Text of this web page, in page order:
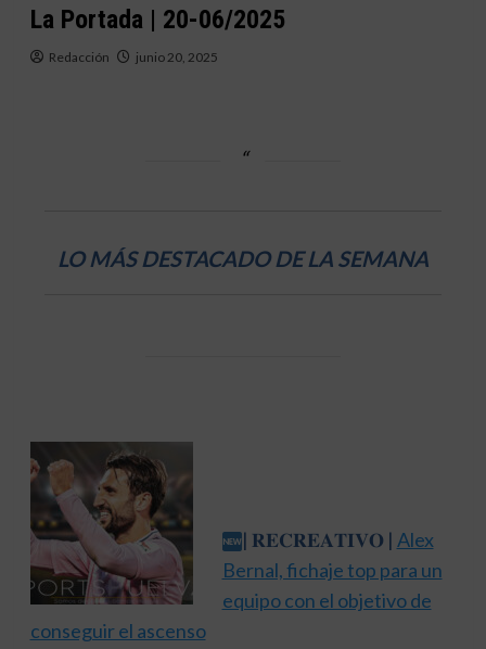
La Portada | 20-06/2025
Redacción junio 20, 2025
LO MÁS DESTACADO DE LA SEMANA
| 𝐑𝐄𝐂𝐑𝐄𝐀𝐓𝐈𝐕𝐎 | Alex
Bernal, fichaje top para un
equipo con el objetivo de
conseguir el ascenso